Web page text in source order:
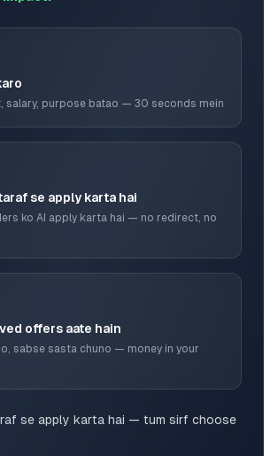
salary, purpose batao — 30 seconds mein
se apply karta hai
ko AI apply karta hai — no redirect, no
offers aate hain
sabse sasta chuno — money in your
se apply karta hai — tum sirf choose